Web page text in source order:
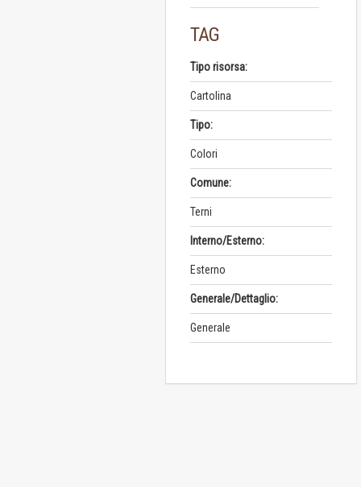
TAG
Tipo risorsa:
Cartolina
Tipo:
Colori
Comune:
Terni
Interno/Esterno:
Esterno
Generale/Dettaglio:
Generale